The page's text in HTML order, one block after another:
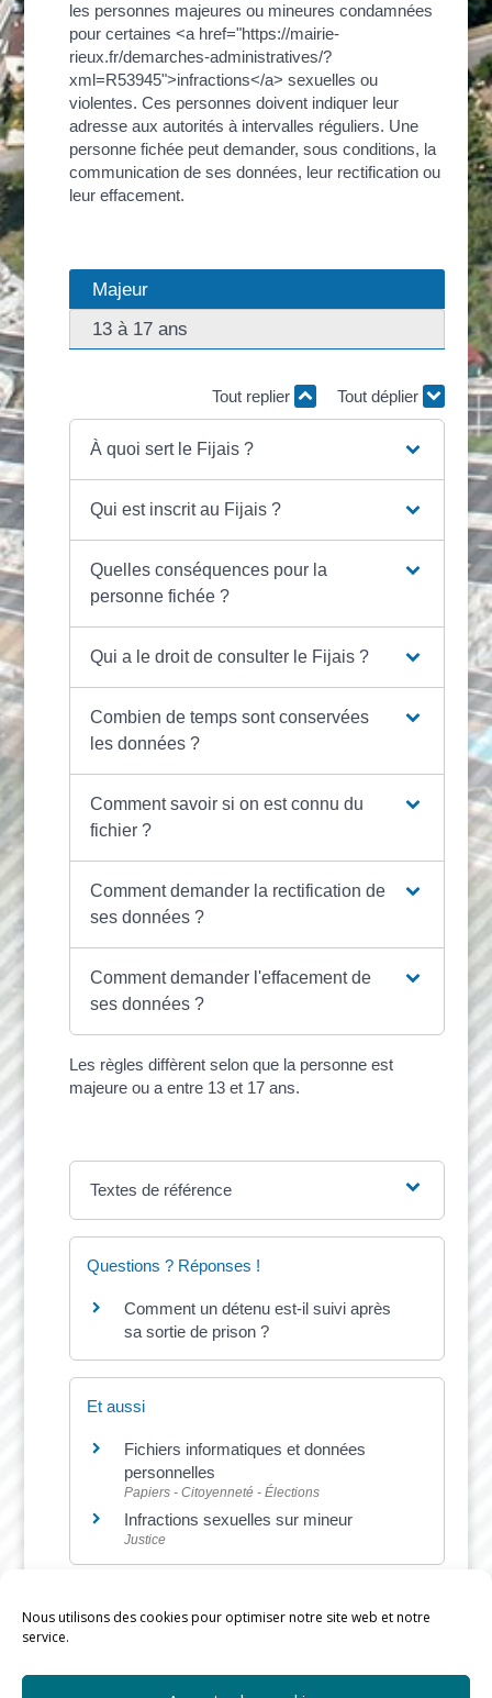
Nous utilisons des cookies pour optimiser notre site web et notre
service.
les personnes majeures ou mineures condamnées
pour certaines <a href="https://mairie-
rieux.fr/demarches-administratives/?
xml=R53945">infractions</a> sexuelles ou
violentes. Ces personnes doivent indiquer leur
adresse aux autorités à intervalles réguliers. Une
personne fichée peut demander, sous conditions, la
communication de ses données, leur rectification ou
leur effacement.
Majeur
13 à 17 ans
Tout replier Tout déplier
À quoi sert le Fijais ?
Qui est inscrit au Fijais ?
Quelles conséquences pour la
personne fichée ?
Qui a le droit de consulter le Fijais ?
Combien de temps sont conservées
les données ?
Comment savoir si on est connu du
fichier ?
Comment demander la rectification de
ses données ?
Comment demander l'effacement de
ses données ?
Les règles diffèrent selon que la personne est
majeure ou a entre 13 et 17 ans.
Textes de référence
Questions ? Réponses !
Comment un détenu est-il suivi après
sa sortie de prison ?
Et aussi
Fichiers informatiques et données
personnelles
Papiers - Citoyenneté - Élections
Infractions sexuelles sur mineur
Justice